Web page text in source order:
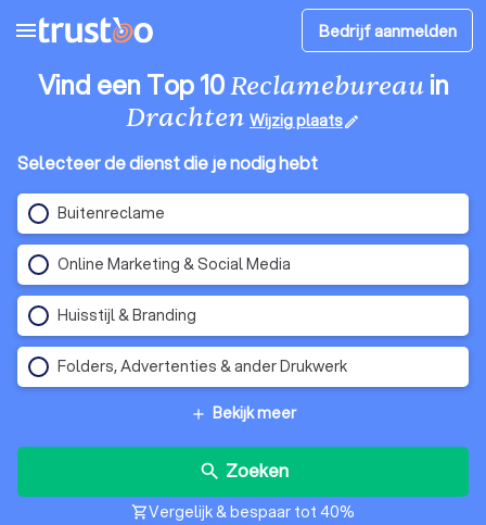
menu Bedrijf aanmelden
Vind een Top 10Reclamebureauin
Drachten Wijzig plaatsedit
Selecteer de dienst die je nodig hebt
Buitenreclame
Online Marketing & Social Media
Huisstijl & Branding
Folders, Advertenties & ander Drukwerk
add Bekijk meer
search Zoeken
shopping_cartVergelijk & bespaar tot 40%